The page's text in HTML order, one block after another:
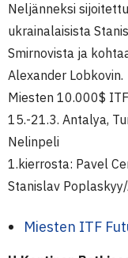
Neljänneksi
ukrainalaisista
Smirnovista ja
Alexander Lobkovin.
Miesten 10.000$
15.-21.3. Antalya,
Nelinpeli
1.kierrosta: Pavel
Stanislav
Miesten ITF